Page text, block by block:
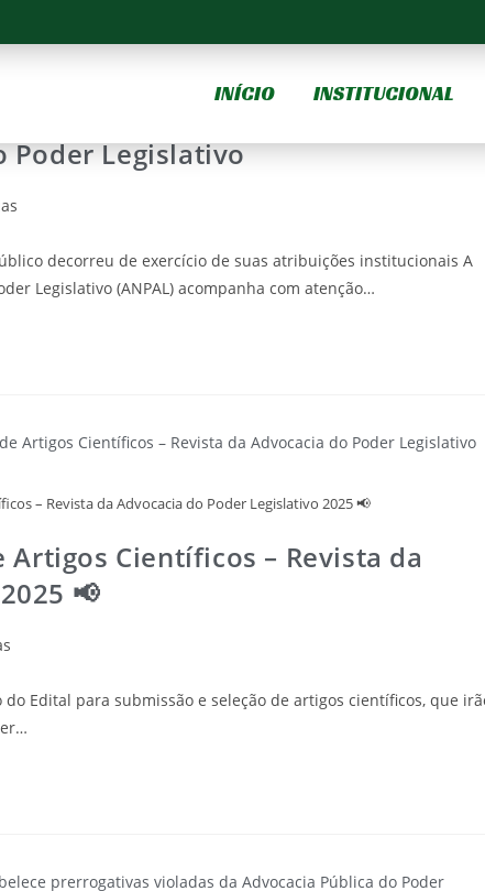
INÍCIO INSTITUCIONAL
Poder Legislativo
decorreu de exercício de suas atribuições institucionais A
Legislativo (ANPAL) acompanha com atenção…
– Revista da Advocacia do Poder Legislativo 2025 📢
Científicos – Revista da
📢
Edital para submissão e seleção de artigos científicos, que